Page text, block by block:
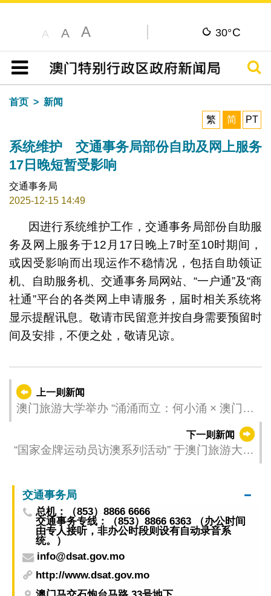
A A A 30°C
目录
搜寻
首页
新闻
繁
简 PT
系统维护 交通事务局部份自助及网上服务
17日晚短暂受影响
交通事务局
2025-12-15 14:49
因进行系统维护工作，交通事务局部份自助服
务及网上服务于12月17日晚上7时至10时期间，
或因受影响而出现运作不稳情况，包括自助领证
机、自助服务机、交通事务局网站、“一户通”及“商
社通”平台的各类网上申请服务，届时相关系统将
显示提醒讯息。敬请市民留意并按自身需要预留时
间及安排，不便之处，敬请见谅。
上一则新闻
澳门旅游大学举办 “涌涌而立：何小涌 × 澳门旅
下一则新闻
“国家金牌运动员访澳系列活动” 于澳门旅游大学
交通事务局
总机：（853）8866 6666
交通事务专线：（853）8866 6363 （办公时间
由专人接听，非办公时段则设有自动录音系
统。）
info@dsat.gov.mo
http://www.dsat.gov.mo